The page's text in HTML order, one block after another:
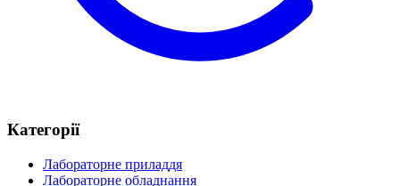
Категорії
Лабораторне приладдя
Лабораторне обладнання